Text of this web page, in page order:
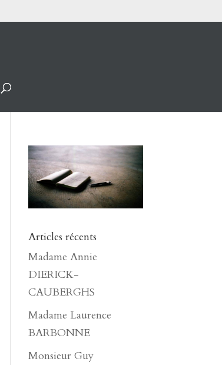
Articles récents
Madame Annie
DIERICK-
CAUBERGHS
Madame Laurence
BARBONNE
Monsieur Guy